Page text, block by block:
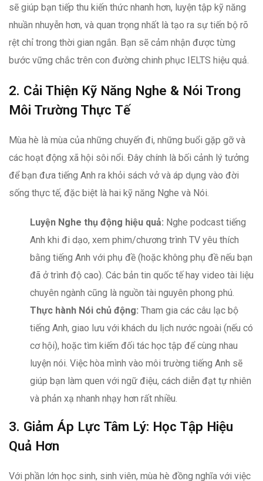
sẽ giúp bạn tiếp thu kiến thức nhanh hơn, luyện tập kỹ năng
nhuần nhuyễn hơn, và quan trọng nhất là tạo ra sự tiến bộ rõ
rệt chỉ trong thời gian ngắn. Bạn sẽ cảm nhận được từng
bước vững chắc trên con đường chinh phục IELTS hiệu quả.
2. Cải Thiện Kỹ Năng Nghe & Nói Trong
Môi Trường Thực Tế
Mùa hè là mùa của những chuyến đi, những buổi gặp gỡ và
các hoạt động xã hội sôi nổi. Đây chính là bối cảnh lý tưởng
để bạn đưa tiếng Anh ra khỏi sách vở và áp dụng vào đời
sống thực tế, đặc biệt là hai kỹ năng Nghe và Nói.
Luyện Nghe thụ động hiệu quả: Nghe podcast tiếng
Anh khi đi dạo, xem phim/chương trình TV yêu thích
bằng tiếng Anh với phụ đề (hoặc không phụ đề nếu bạn
đã ở trình độ cao). Các bản tin quốc tế hay video tài liệu
chuyên ngành cũng là nguồn tài nguyên phong phú.
Thực hành Nói chủ động: Tham gia các câu lạc bộ
tiếng Anh, giao lưu với khách du lịch nước ngoài (nếu có
cơ hội), hoặc tìm kiếm đối tác học tập để cùng nhau
luyện nói. Việc hòa mình vào môi trường tiếng Anh sẽ
giúp bạn làm quen với ngữ điệu, cách diễn đạt tự nhiên
và phản xạ nhanh nhạy hơn rất nhiều.
3. Giảm Áp Lực Tâm Lý: Học Tập Hiệu
Quả Hơn
Với phần lớn học sinh, sinh viên, mùa hè đồng nghĩa với việc